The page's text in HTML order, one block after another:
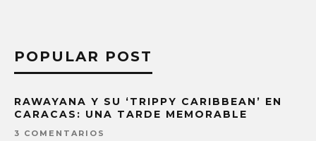
POPULAR POST
RAWAYANA Y SU ‘TRIPPY CARIBBEAN’ EN
CARACAS: UNA TARDE MEMORABLE
3 COMENTARIOS